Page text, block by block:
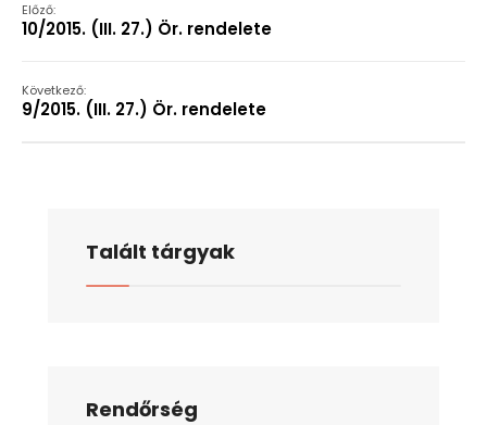
Előző:
10/2015. (III. 27.) Ör. rendelete
Következő:
9/2015. (III. 27.) Ör. rendelete
Talált tárgyak
Rendőrség